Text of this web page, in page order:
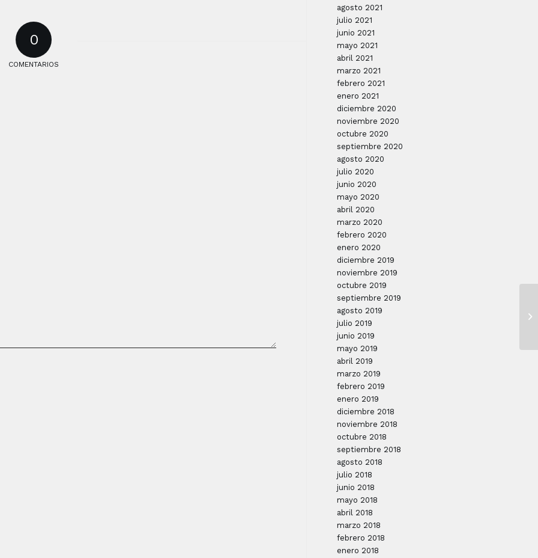
0
COMENTARIOS
agosto 2021
julio 2021
junio 2021
mayo 2021
abril 2021
marzo 2021
febrero 2021
enero 2021
diciembre 2020
noviembre 2020
octubre 2020
septiembre 2020
agosto 2020
julio 2020
junio 2020
mayo 2020
abril 2020
marzo 2020
febrero 2020
enero 2020
diciembre 2019
noviembre 2019
octubre 2019
septiembre 2019
agosto 2019
julio 2019
junio 2019
mayo 2019
abril 2019
marzo 2019
febrero 2019
enero 2019
diciembre 2018
noviembre 2018
octubre 2018
septiembre 2018
agosto 2018
julio 2018
junio 2018
mayo 2018
abril 2018
marzo 2018
febrero 2018
enero 2018